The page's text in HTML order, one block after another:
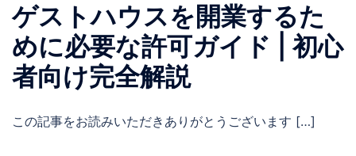
ゲストハウスを開業するた
めに必要な許可ガイド | 初心
者向け完全解説
この記事をお読みいただきありがとうございます […]